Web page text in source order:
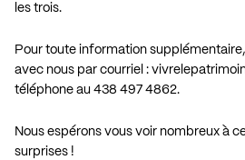
les trois.
Pour toute information
avec nous par courriel :
téléphone au 438 497 4862.
Nous espérons vous voir nombreux à
surprises !